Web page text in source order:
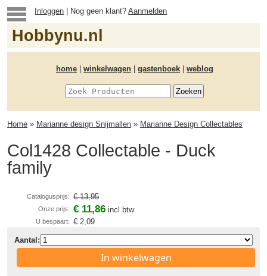
Inloggen | Nog geen klant?Aanmelden
Hobbynu.nl
home winkelwagen gastenboek weblog
Home » Marianne design Snijmallen » Marianne Design Collectables
Col1428 Collectable - Duck
family
Catalogusprijs: € 13,95
Onze prijs: € 11,86 incl btw
U bespaart: € 2,09
Aantal:
In winkelwagen